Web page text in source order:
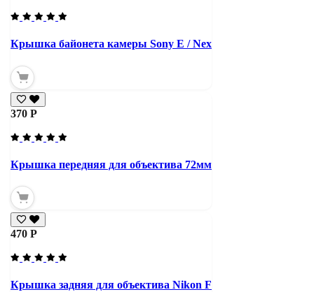
Крышка байонета камеры Sony E / Nex
370 Р
Крышка передняя для объектива 72мм
470 Р
Крышка задняя для объектива Nikon F